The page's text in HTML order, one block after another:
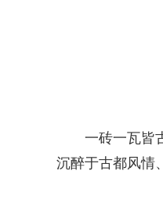
一砖一瓦皆
沉醉于古都风情